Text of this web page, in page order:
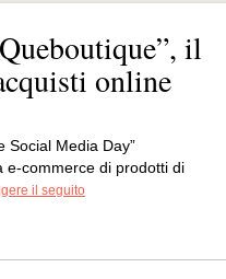
il
online
Social Media Day”
e-commerce di prodotti di
il seguito